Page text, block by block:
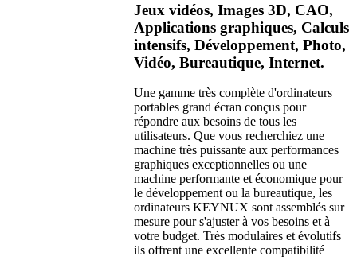
Jeux vidéos, Images 3D, CAO,
Applications graphiques, Calculs
intensifs, Développement, Photo,
Vidéo, Bureautique, Internet.
Une gamme très complète d'ordinateurs
portables grand écran conçus pour
répondre aux besoins de tous les
utilisateurs. Que vous recherchiez une
machine très puissante aux performances
graphiques exceptionnelles ou une
machine performante et économique pour
le développement ou la bureautique, les
ordinateurs KEYNUX sont assemblés sur
mesure pour s'ajuster à vos besoins et à
votre budget. Très modulaires et évolutifs
ils offrent une excellente compatibilité